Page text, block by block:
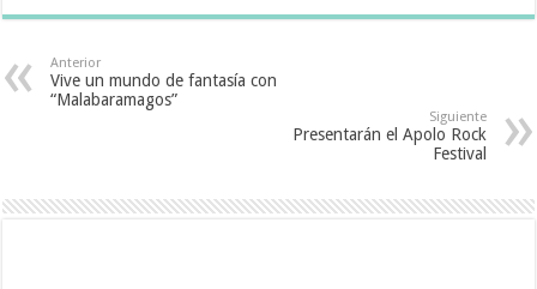
Anterior
Vive un mundo de fantasía con
“Malabaramagos”
Siguiente
Presentarán el Apolo Rock
Festival